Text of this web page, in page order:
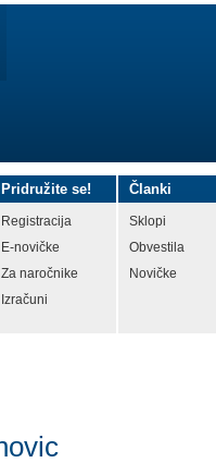
Pridružite se!
Registracija
E-novičke
Za naročnike
Izračuni
Članki
Sklopi
Obvestila
Novičke